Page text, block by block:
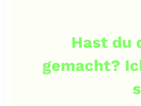
Hast du
gemacht?